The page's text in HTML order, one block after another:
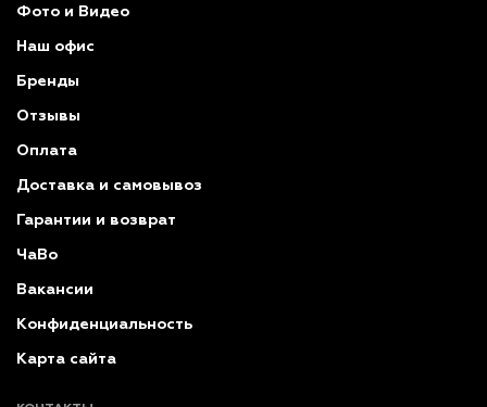
Фото и Видео
Наш офис
Бренды
Отзывы
Оплата
Доставка и самовывоз
Гарантии и возврат
ЧаВо
Вакансии
Конфиденциальность
Карта сайта